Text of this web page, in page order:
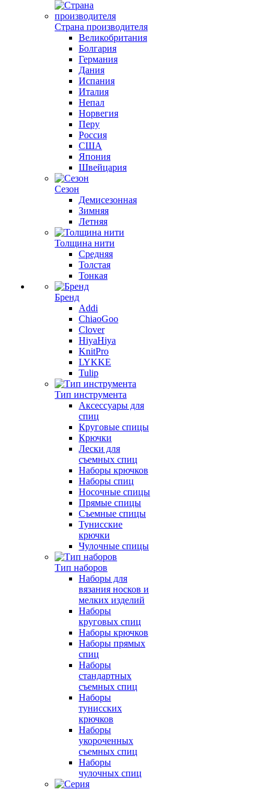
Страна производителя
Великобритания
Болгария
Германия
Дания
Испания
Италия
Непал
Норвегия
Перу
Россия
США
Япония
Швейцария
Сезон
Демисезонная
Зимняя
Летняя
Толщина нити
Средняя
Толстая
Тонкая
Бренд
Addi
ChiaoGoo
Clover
HiyaHiya
KnitPro
LYKKE
Tulip
Тип инструмента
Аксессуары для
спиц
Круговые спицы
Крючки
Лески для
съемных спиц
Наборы крючков
Наборы спиц
Носочные спицы
Прямые спицы
Съемные спицы
Тунисские
крючки
Чулочные спицы
Тип наборов
Наборы для
вязания носков и
мелких изделий
Наборы
круговых спиц
Наборы крючков
Наборы прямых
спиц
Наборы
стандартных
съемных спиц
Наборы
тунисских
крючков
Наборы
укороченных
съемных спиц
Наборы
чулочных спиц